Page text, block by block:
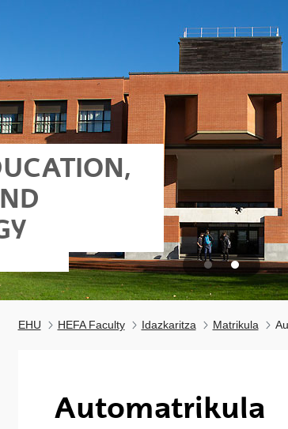
subpages
subpages
EHU HEFA Faculty Idazkaritza Matrikula
Automatrikula